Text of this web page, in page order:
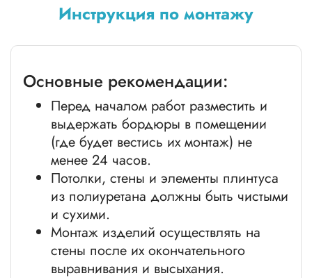
Инструкция по монтажу
Основные рекомендации:
Перед началом работ разместить и
выдержать бордюры в помещении
(где будет вестись их монтаж) не
менее 24 часов.
Потолки, стены и элементы плинтуса
из полиуретана должны быть чистыми
и сухими.
Монтаж изделий осуществлять на
стены после их окончательного
выравнивания и высыхания.